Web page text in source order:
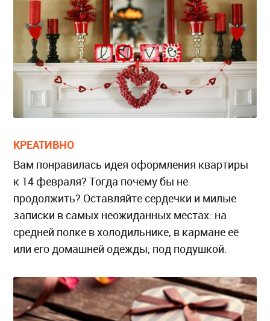
КРЕАТИВНО
Вам понравилась идея оформления квартиры
к 14 февраля? Тогда почему бы не
продолжить? Оставляйте сердечки и милые
записки в самых неожиданных местах: на
средней полке в холодильнике, в кармане её
или его домашней одежды, под подушкой.